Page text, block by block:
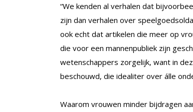
“We kenden al verhalen dat
zijn dan verhalen over
ook echt dat artikelen die meer op
die voor een mannenpubliek zijn
wetenschappers zorgelijk, want in
beschouwd, die idealiter over álle
Waarom vrouwen minder bijdragen